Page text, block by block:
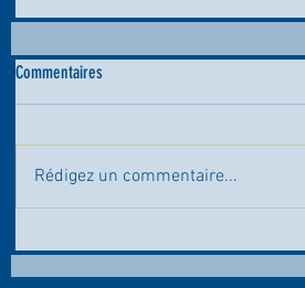
Commentaires
Rédigez un commentaire...